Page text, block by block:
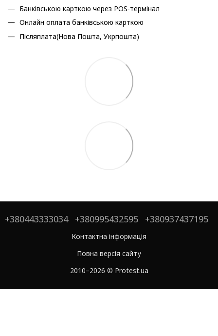
Банківською карткою через POS-термінал
Онлайн оплата банківською карткою
Післяплата(Нова Пошта, Укрпошта)
+380443333034 +380995432595 +380937437195
Контактна інформація
Повна версія сайту
2010–2026 © Protest.ua